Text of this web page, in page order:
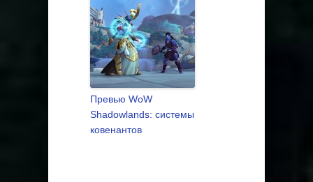
Превью WoW
Shadowlands: системы
ковенантов